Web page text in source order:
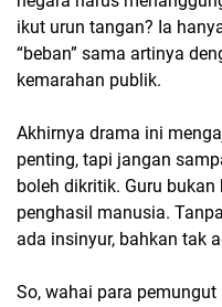
ikut urun tangan? Ia
“beban” sama artinya
kemarahan publik.
Akhirnya drama ini
penting, tapi jangan
boleh dikritik. Guru
penghasil manusia.
ada insinyur, bahkan tak
So, wahai para